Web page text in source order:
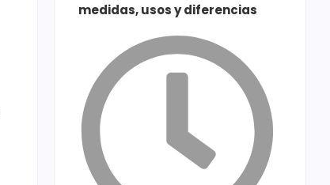
medidas, usos y diferencias